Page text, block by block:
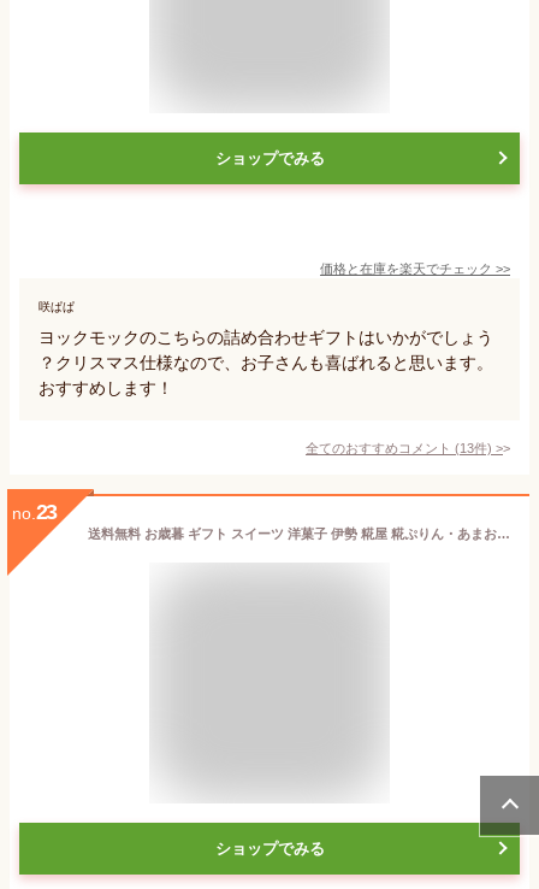
ショップでみる
価格と在庫を楽天でチェック >>
咲ぱぱ
ヨックモックのこちらの詰め合わせギフトはいかがでしょう
？クリスマス仕様なので、お子さんも喜ばれると思います。
おすすめします！
全てのおすすめコメント (13件) >
no. 23
送料無料 お歳暮 ギフト スイーツ 洋菓子 伊勢 糀屋 糀ぷりん・あまおう苺糀ぷりん 8個詰合わせ KAP8 153-69_4560167878684_69
ショップでみる